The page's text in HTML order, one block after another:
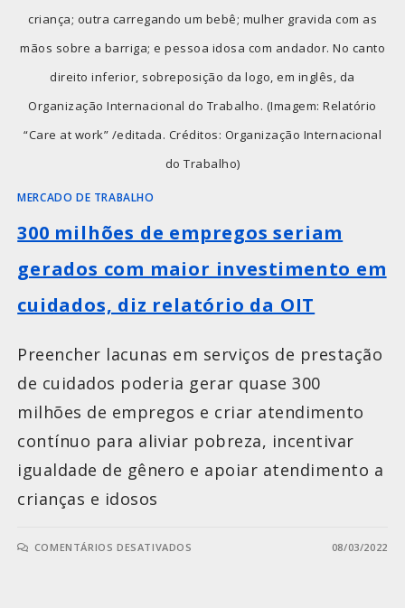
criança; outra carregando um bebê; mulher gravida com as
mãos sobre a barriga; e pessoa idosa com andador. No canto
direito inferior, sobreposição da logo, em inglês, da
Organização Internacional do Trabalho. (Imagem: Relatório
“Care at work” /editada. Créditos: Organização Internacional
do Trabalho)
MERCADO DE TRABALHO
300 milhões de empregos seriam
gerados com maior investimento em
cuidados, diz relatório da OIT
Preencher lacunas em serviços de prestação
de cuidados poderia gerar quase 300
milhões de empregos e criar atendimento
contínuo para aliviar pobreza, incentivar
igualdade de gênero e apoiar atendimento a
crianças e idosos
COMENTÁRIOS DESATIVADOS 08/03/2022